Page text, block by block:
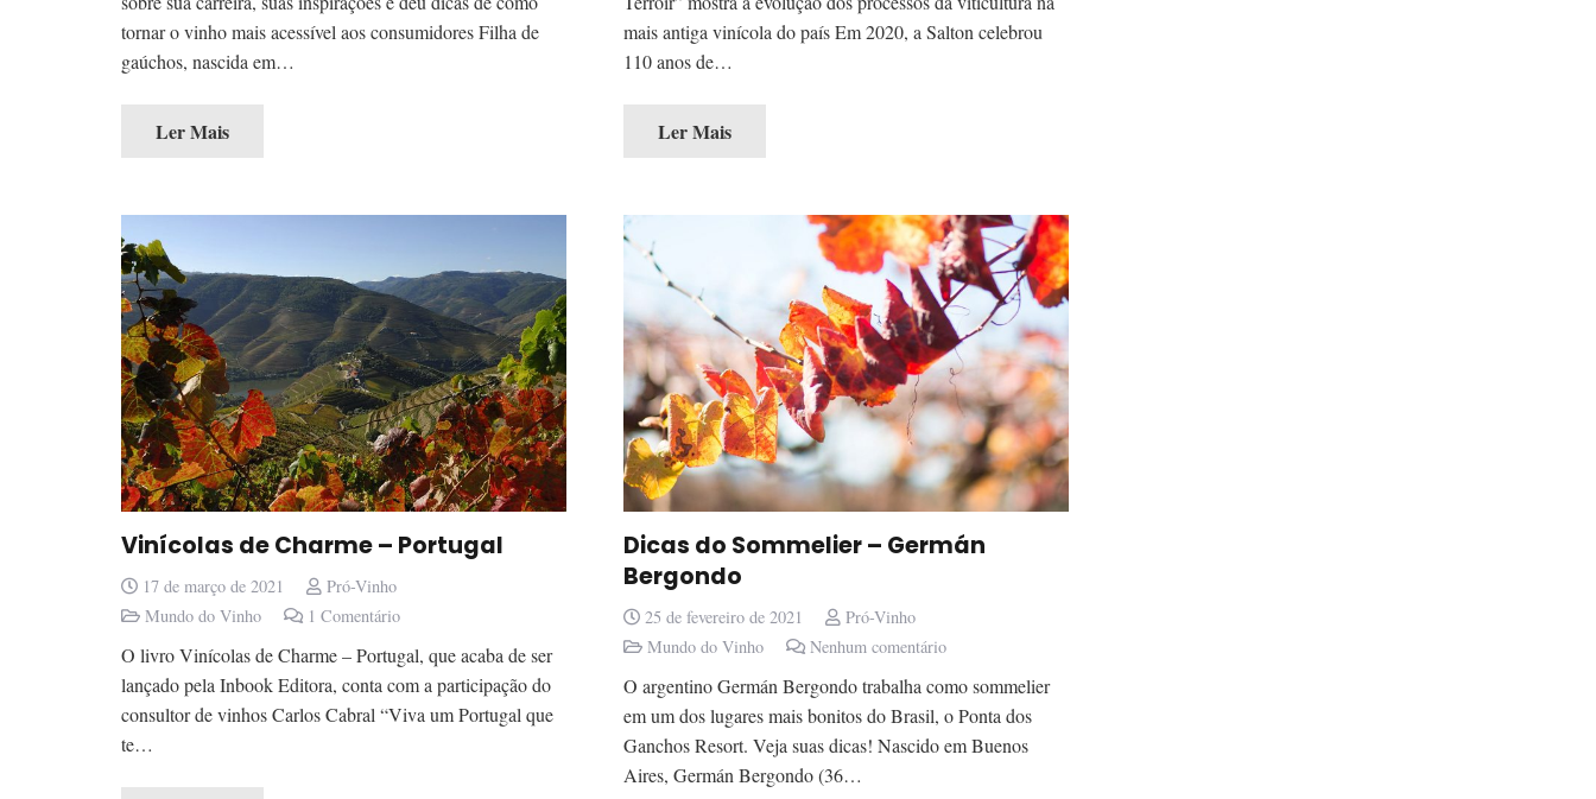
tornar o vinho mais acessível aos consumidores Filha de
gaúchos, nascida em…
Ler Mais
mais antiga vinícola do país Em 2020, a Salton celebrou
110 anos de…
Ler Mais
Vinícolas de Charme – Portugal
17 de março de 2021
Pró-Vinho
Mundo do Vinho
1Comentário
O livro Vinícolas de Charme – Portugal, que acaba de ser
lançado pela Inbook Editora, conta com a participação do
consultor de vinhos Carlos Cabral “Viva um Portugal que
te…
Dicas do Sommelier – Germán
Bergondo
25 de fevereiro de 2021
Pró-Vinho
Mundo do Vinho
Nenhum comentário
O argentino Germán Bergondo trabalha como sommelier
em um dos lugares mais bonitos do Brasil, o Ponta dos
Ganchos Resort. Veja suas dicas! Nascido em Buenos
Aires, Germán Bergondo (36…